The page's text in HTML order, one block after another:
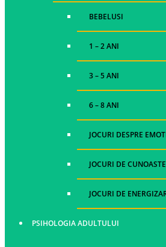
BEBELUSI
1 – 2 ANI
3 – 5 ANI
6 – 8 ANI
JOCURI DESPRE
JOCURI DE
JOCURI DE
PSIHOLOGIA ADULTULUI